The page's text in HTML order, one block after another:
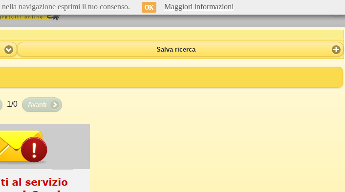
Salva ricerca
1/0 Avanti
navigazione esprimi il tuo consenso. OK Maggiori informazioni